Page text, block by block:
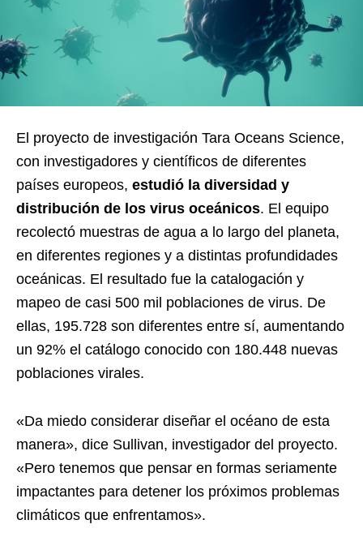
El proyecto de investigación Tara Oceans Science,
con investigadores y científicos de diferentes
países europeos, estudió la diversidad y
distribución de los virus oceánicos. El equipo
recolectó muestras de agua a lo largo del planeta,
en diferentes regiones y a distintas profundidades
oceánicas. El resultado fue la catalogación y
mapeo de casi 500 mil poblaciones de virus. De
ellas, 195.728 son diferentes entre sí, aumentando
un 92% el catálogo conocido con 180.448 nuevas
poblaciones virales.
«Da miedo considerar diseñar el océano de esta
manera», dice Sullivan, investigador del proyecto.
«Pero tenemos que pensar en formas seriamente
impactantes para detener los próximos problemas
climáticos que enfrentamos».